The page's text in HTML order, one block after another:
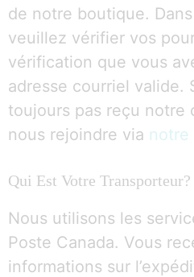
de notre boutique.
veuillez vérifier vos
vérification que vous
adresse courriel valide.
toujours pas reçu notre
nous rejoindre via notre
Qui Est Votre Transporteur?
Nous utilisons les
Poste Canada. Vous
informations sur